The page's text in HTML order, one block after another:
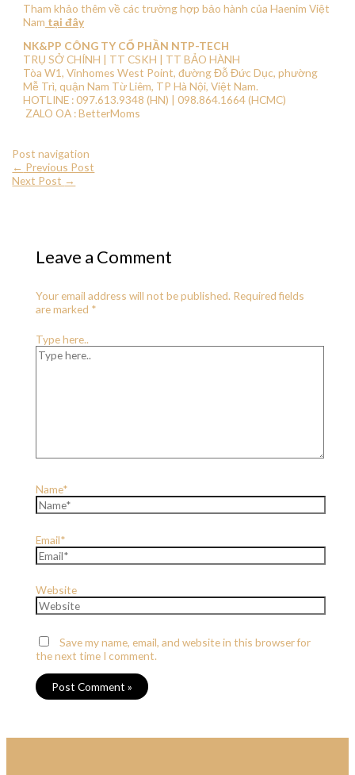
Tham khảo thêm về các trường hợp bảo hành của Haenim Việt
Nam tại đây
NK&PP CÔNG TY CỔ PHẦN NTP-TECH
TRỤ SỞ CHÍNH | TT CSKH | TT BẢO HÀNH
Tòa W1, Vinhomes West Point, đường Đỗ Đức Dục, phường
Mễ Trì, quận Nam Từ Liêm, TP Hà Nội, Việt Nam.
HOTLINE : 097.613.9348 (HN) | 098.864.1664 (HCMC)
ZALO OA : BetterMoms
Post navigation
← Previous Post
Next Post →
Leave a Comment
Your email address will not be published. Required fields
are marked *
Type here..
Name*
Email*
Website
Save my name, email, and website in this browser for
the next time I comment.